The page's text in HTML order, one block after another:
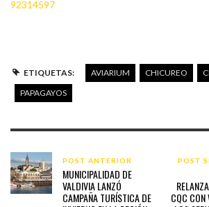
92314597
ETIQUETAS: AVIARIUM CHICUREO
PAPAGAYOS
POST ANTERIOR
MUNICIPALIDAD DE
VALDIVIA LANZÓ
CAMPAÑA TURÍSTICA DE
POST
CQC